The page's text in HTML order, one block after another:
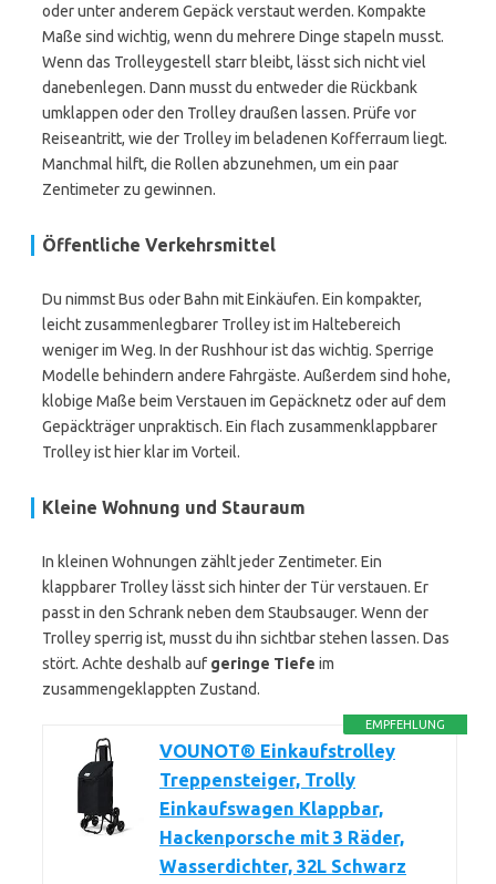
oder unter anderem Gepäck verstaut werden. Kompakte
Maße sind wichtig, wenn du mehrere Dinge stapeln musst.
Wenn das Trolleygestell starr bleibt, lässt sich nicht viel
danebenlegen. Dann musst du entweder die Rückbank
umklappen oder den Trolley draußen lassen. Prüfe vor
Reiseantritt, wie der Trolley im beladenen Kofferraum liegt.
Manchmal hilft, die Rollen abzunehmen, um ein paar
Zentimeter zu gewinnen.
Öffentliche Verkehrsmittel
Du nimmst Bus oder Bahn mit Einkäufen. Ein kompakter,
leicht zusammenlegbarer Trolley ist im Haltebereich
weniger im Weg. In der Rushhour ist das wichtig. Sperrige
Modelle behindern andere Fahrgäste. Außerdem sind hohe,
klobige Maße beim Verstauen im Gepäcknetz oder auf dem
Gepäckträger unpraktisch. Ein flach zusammenklappbarer
Trolley ist hier klar im Vorteil.
Kleine Wohnung und Stauraum
In kleinen Wohnungen zählt jeder Zentimeter. Ein
klappbarer Trolley lässt sich hinter der Tür verstauen. Er
passt in den Schrank neben dem Staubsauger. Wenn der
Trolley sperrig ist, musst du ihn sichtbar stehen lassen. Das
stört. Achte deshalb auf geringe Tiefe im
zusammengeklappten Zustand.
EMPFEHLUNG
VOUNOT® Einkaufstrolley
Treppensteiger, Trolly
Einkaufswagen Klappbar,
Hackenporsche mit 3 Räder,
Wasserdichter, 32L Schwarz